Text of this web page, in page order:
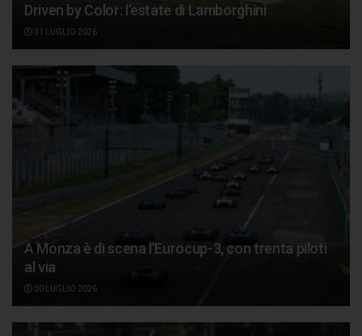
Driven by Color: l’estate di Lamborghini
31 LUGLIO 2026
A Monza è di scena l’Eurocup-3, con trenta piloti
al via
30 LUGLIO 2026